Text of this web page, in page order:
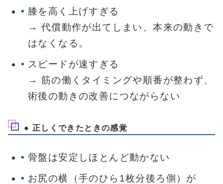
膝を高く上げすぎる
→ 代償動作が出てしまい、本来の動きで
はなくなる。
スピードが速すぎる
→ 筋の働くタイミングや順番が整わず、
術後の動きの改善につながらない
● 正しくできたときの感覚
骨盤は安定しほとんど動かない
お尻の横（手のひら1枚分後ろ側）が